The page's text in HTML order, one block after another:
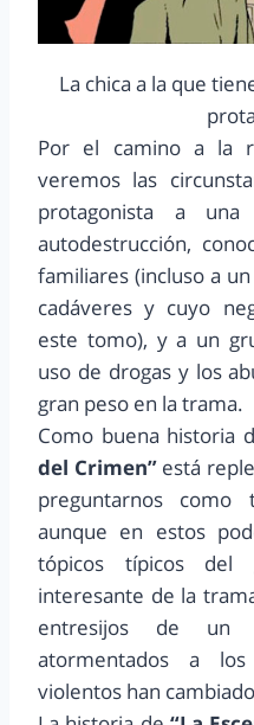
La chica a la que
Por el camino a la
veremos las
protagonista a
autodestrucción,
familiares (incluso a
cadáveres y cuyo
este tomo), y a un
uso de drogas y los
gran peso en la trama.
Como buena historia
del Crimen” está
preguntarnos
aunque en estos
tópicos típicos del
interesante de la
entresijos de un
atormentados a
violentos han